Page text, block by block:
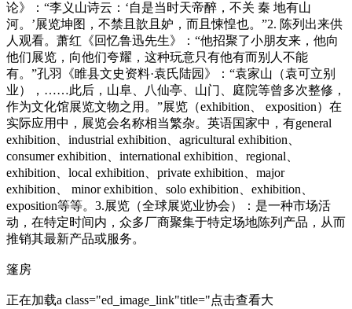
论》：“李义山诗云：‘自是当时天帝醉，不关 秦 地有山
河。’展览坤图，不禁且歆且妒，而且悚惶也。”2. 陈列出来供
人观看。萧红《回忆鲁迅先生》：“他招聚了小朋友来，他向
他们展览，向他们夸耀，这种玩意只有他有而别人不能
有。”孔羽《睢县文史资料·袁氏陆园》：“袁家山（袁可立别
业），……此后，山阜、八仙亭、山门、庭院等曾多次整修，
作为文化馆展览文物之用。”展览（exhibition、 exposition）在
实际应用中，展览会名称相当繁杂。英语国家中，有general
exhibition、industrial exhibition、agricultural exhibition、
consumer exhibition、international exhibition、regional、
exhibition、local exhibition、private exhibition、major
exhibition、 minor exhibition、solo exhibition、exhibition、
exposition等等。3.展览（全球展览业协会）：是一种市场活
动，在特定时间内，众多厂商聚集于特定场地陈列产品，从而
推销其最新产品或服务。
篷房
正在加载a class="ed_image_link"title="点击查看大